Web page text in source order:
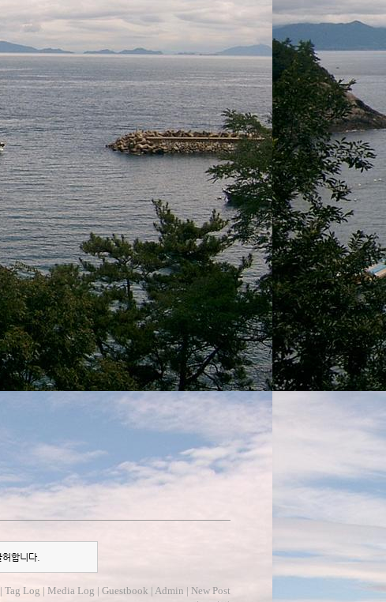
합니다.
| Tag Log | Media Log | Guestbook | Admin | New Post